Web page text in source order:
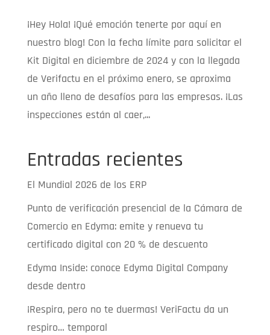
¡Hey Hola! ¡Qué emoción tenerte por aquí en
nuestro blog! Con la fecha límite para solicitar el
Kit Digital en diciembre de 2024 y con la llegada
de Verifactu en el próximo enero, se aproxima
un año lleno de desafíos para las empresas. ¡Las
inspecciones están al caer,...
Entradas recientes
El Mundial 2026 de los ERP
Punto de verificación presencial de la Cámara de
Comercio en Edyma: emite y renueva tu
certificado digital con 20 % de descuento
Edyma Inside: conoce Edyma Digital Company
desde dentro
¡Respira, pero no te duermas! VeriFactu da un
respiro… temporal